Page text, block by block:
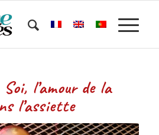
de la
l’assiette